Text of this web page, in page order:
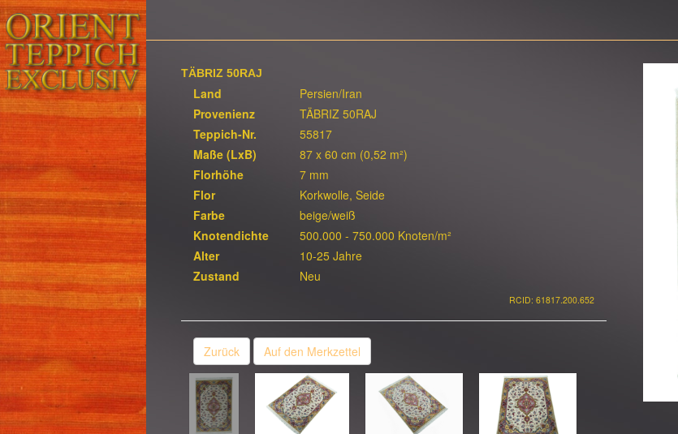
TÄBRIZ 50RAJ
Land
Persien/Iran
Provenienz
TÄBRIZ 50RAJ
Teppich-Nr.
55817
Maße (LxB)
87 x 60 cm (0,52 m²)
Florhöhe
7 mm
Flor
Korkwolle, Seide
Farbe
beige/weiß
Knotendichte
500.000 - 750.000 Knoten/m²
Alter
10-25 Jahre
Zustand
Neu
RCID: 61817.200.652
Zurück Auf den Merkzettel